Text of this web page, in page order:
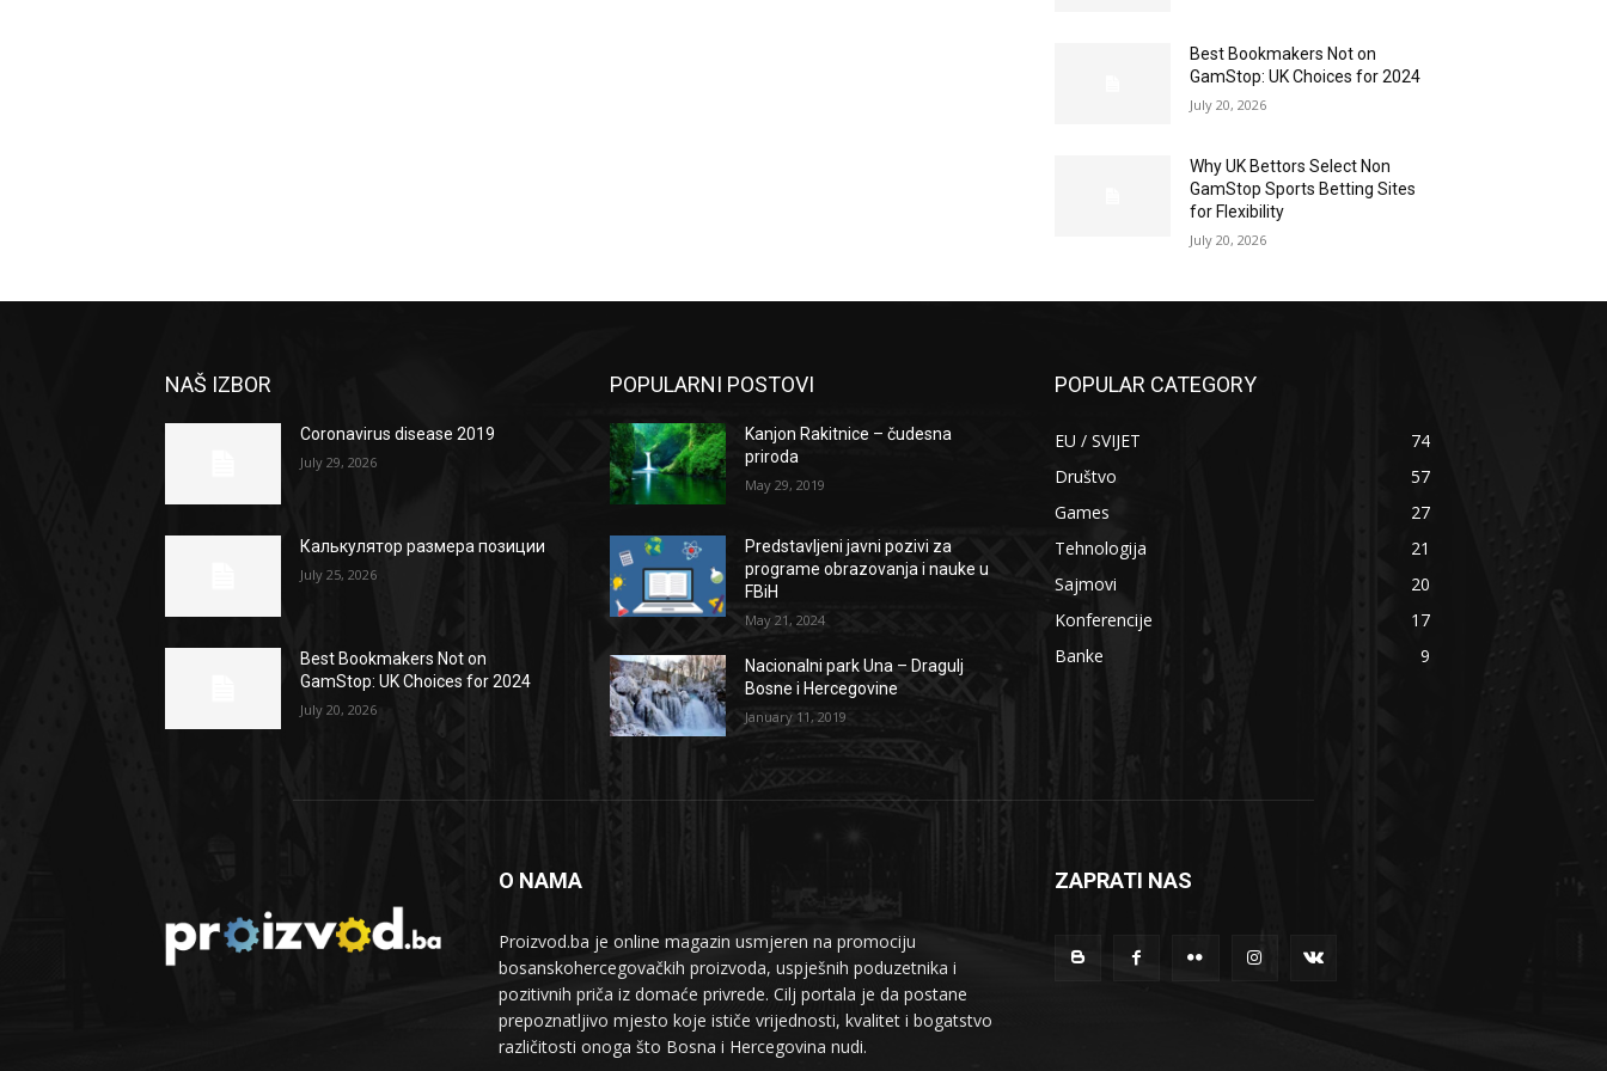
Best Bookmakers Not on
GamStop: UK Choices for 2024
July 20, 2026
Why UK Bettors Select Non
GamStop Sports Betting Sites
for Flexibility
July 20, 2026
NAŠ IZBOR
Coronavirus disease 2019
July 29, 2026
Калькулятор размера позиции
July 25, 2026
Best Bookmakers Not on
GamStop: UK Choices for 2024
July 20, 2026
POPULARNI POSTOVI
Kanjon Rakitnice – čudesna
priroda
May 29, 2019
Predstavljeni javni pozivi za
programe obrazovanja i nauke u
FBiH
May 21, 2024
Nacionalni park Una – Dragulj
Bosne i Hercegovine
January 11, 2019
POPULAR CATEGORY
EU / SVIJET
74
Društvo
57
Games
27
Tehnologija
21
Sajmovi
20
Konferencije
17
Banke
9
O NAMA
Proizvod.ba je online magazin usmjeren na promociju
bosanskohercegovačkih proizvoda, uspješnih poduzetnika i
pozitivnih priča iz domaće privrede. Cilj portala je da postane
prepoznatljivo mjesto koje ističe vrijednosti, kvalitet i bogatstvo
različitosti onoga što Bosna i Hercegovina nudi.
ZAPRATI NAS